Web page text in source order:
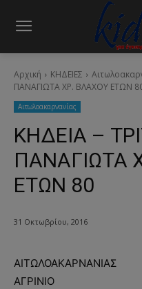
Αρχική ΚΗΔΕΙΕΣ
ΠΑΝΑΓΙΩΤΑ ΧΡ. ΒΛΑΧΟΥ ΕΤΩΝ
Aιτωλοακαρνανίας
ΚΗΔΕΙΑ –
ΠΑΝΑΓΙΩΤΑ
ΕΤΩΝ 80
31 Οκτωβρίου, 2016
ΑΙΤΩΛΟΑΚΑΡΝΑΝΙΑΣ
ΑΓΡΙΝΙΟ